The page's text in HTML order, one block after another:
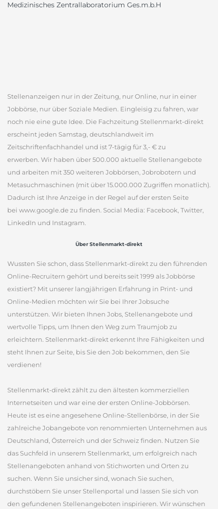
Medizinisches Zentrallaboratorium Ges.m.b.H
Stellenanzeigen nur in der Zeitung, nur Online, nur in einer
Jobbörse, nur über Soziale Medien. Eingleisig zu fahren, war
noch nie eine gute Idee. Die Fachzeitung Stellenmarkt-direkt
erscheint jeden Samstag, deutschlandweit im
Zeitschriftenfachhandel und ist 7-tägig für 3,- € zu
erwerben. Wir haben über 500.000 aktuelle Stellenangebote
und arbeiten mit 350 weiteren Jobbörsen, Jobrobotern und
Metasuchmaschinen (mit über 15.000.000 Zugriffen monatlich).
Dadurch ist Ihre Anzeige in der Regel auf der ersten Seite
bei www.google.de zu finden. Social Media: Facebook, Twitter,
LinkedIn und Instagram.
Über Stellenmarkt-direkt
Wussten Sie schon, dass Stellenmarkt-direkt zu den führenden
Online-Recruitern gehört und bereits seit 1999 als Jobbörse
existiert? Mit unserer langjährigen Erfahrung in Print- und
Online-Medien möchten wir Sie bei Ihrer Jobsuche
unterstützen. Wir bieten Ihnen Jobs, Stellenangebote und
wertvolle Tipps, um Ihnen den Weg zum Traumjob zu
erleichtern. Stellenmarkt-direkt erkennt Ihre Fähigkeiten und
steht Ihnen zur Seite, bis Sie den Job bekommen, den Sie
verdienen!
Stellenmarkt-direkt zählt zu den ältesten kommerziellen
Internetseiten und war eine der ersten Online-Jobbörsen.
Heute ist es eine angesehene Online-Stellenbörse, in der Sie
zahlreiche Jobangebote von renommierten Unternehmen aus
Deutschland, Österreich und der Schweiz finden. Nutzen Sie
das Suchfeld in unserem Stellenmarkt, um erfolgreich nach
Stellenangeboten anhand von Stichworten und Orten zu
suchen. Wenn Sie unsicher sind, wonach Sie suchen,
durchstöbern Sie unser Stellenportal und lassen Sie sich von
den gefundenen Stellenangeboten inspirieren. Wir wünschen